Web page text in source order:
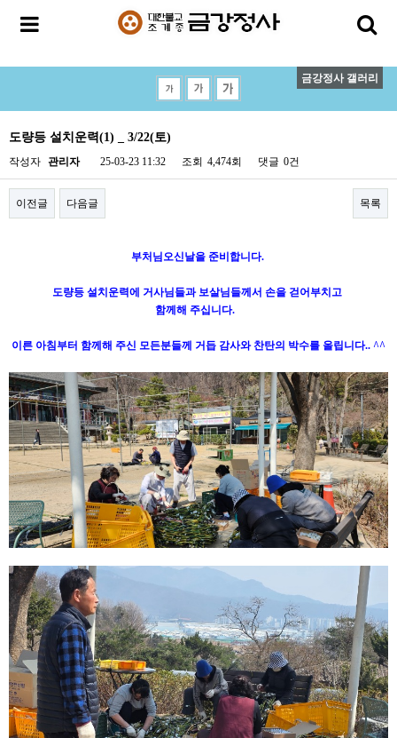
금강정사 갤러리
도량등 설치운력(1) _ 3/22(토)
작성자 관리자 25-03-23 11:32 조회 4,474회 댓글 0건
이전글 다음글 목록
부처님오신날을 준비합니다.
도량등 설치운력에 거사님들과 보살님들께서 손을 걷어부치고
함께해 주십니다.
이른 아침부터 함께해 주신 모든분들께 거듭 감사와 찬탄의 박수를 올립니다.. ^^